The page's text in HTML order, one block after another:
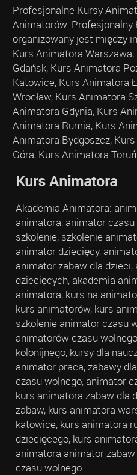
Profesjonalne Kursy
Animatorów. Profesjonalny
organizowany jest między
Kurs Animatora
Gdańsk, Kurs Animatora
Katowice, Kurs Animatora
Wrocław, Kurs Animatora
Animatora Gdynia, Kurs
Animatora Rumia, Kurs
Animatora Bydgoszcz,
Góra, Kurs Animatora
Kurs Animatora
Akademia Animatora:
animatora, animator
szkolenie, szkolenie
animator dziecięcy,
animator zabaw dla
dziecięcych, akademia
animatora, kurs na
kurs animatorów, kurs
szkolenie animator czasu
animatorów czasu
kolonijnego, kursy dla
animator praca, zabawy
czasu wolnego, animator
kurs animatora zabaw dla
zabaw, kurs animatora
katowice, kurs animatora
dziecięcego, kurs
animatora animator
czasu wolnego